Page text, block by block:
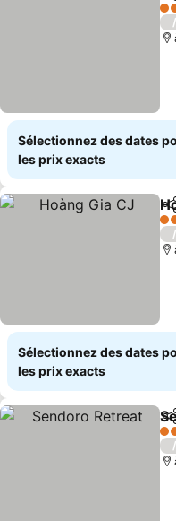
3
/
Sélectionnez des dates
les prix exacts
5
/
Sélectionnez des dates
les prix exacts
4
/